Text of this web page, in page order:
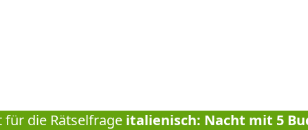
für die Rätselfrage italienisch: Nacht mit 5